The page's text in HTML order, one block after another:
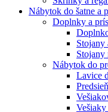
Nábytok do šatne a
Doplnky a
Stojany
Stojany
Nábytok do
Lavice
Vešiaky